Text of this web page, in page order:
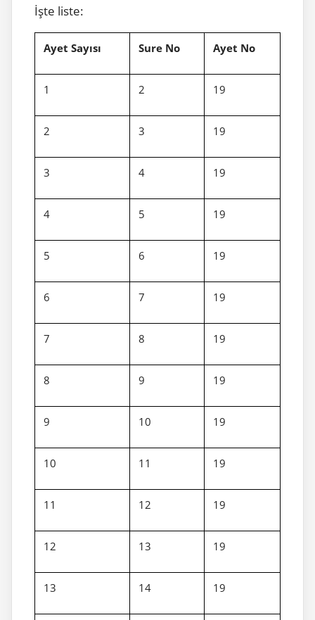
İşte liste:
Ayet Sayısı Sure No Ayet No
1 2 19
2 3 19
3 4 19
4 5 19
5 6 19
6 7 19
7 8 19
8 9 19
9 10 19
10 11 19
11 12 19
12 13 19
13 14 19